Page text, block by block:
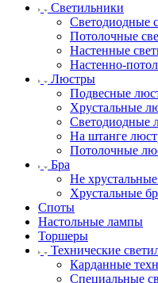
Светильники
Светодиодные
Потолочные
Настенные
Настенно-
Люстры
Подвесные
Хрустальные
Светодиодные
На штанге
Потолочные
Бра
Не
Хрустальные
Споты
Настольные лампы
Торшеры
Технические
Карданные
Специальные